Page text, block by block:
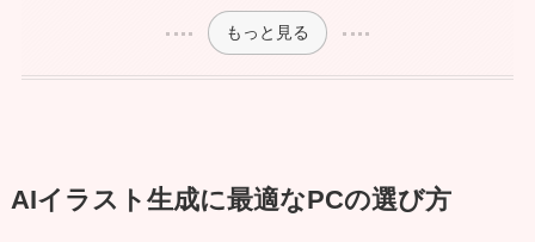
もっと見る
AIイラスト生成に最適なPCの選び方